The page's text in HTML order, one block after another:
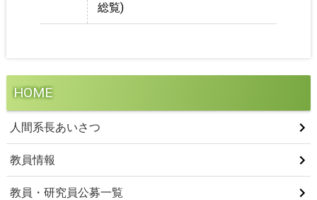
総覧)
HOME
人間系長あいさつ
教員情報
教員・研究員公募一覧